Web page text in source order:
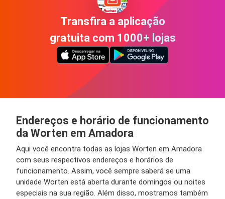
Transfira a aplicação
gratuita com 1000+ lojas
Endereços e horário de funcionamento
da Worten em Amadora
Aqui você encontra todas as lojas Worten em Amadora
com seus respectivos endereços e horários de
funcionamento. Assim, você sempre saberá se uma
unidade Worten está aberta durante domingos ou noites
especiais na sua região. Além disso, mostramos também